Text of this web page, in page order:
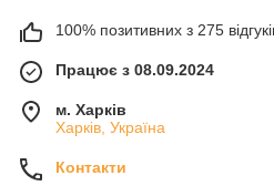
100% позитивних з 275
Працює з 08.09.2024
м. Харків
Харків, Україна
Контакти